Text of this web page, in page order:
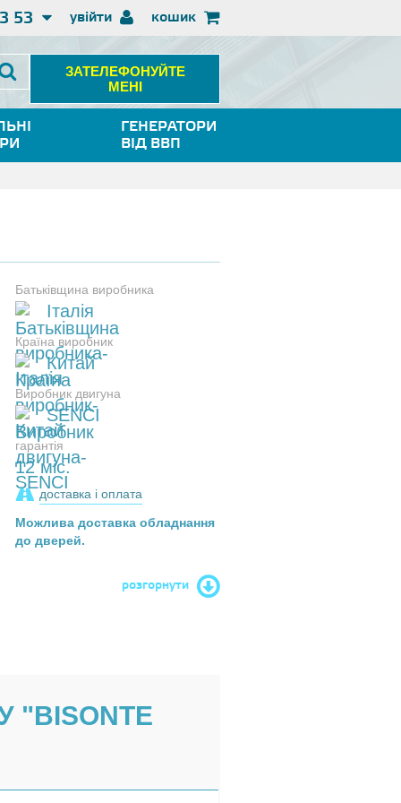
увійти
53 кошик
ЗАТЕЛЕФОНУЙТЕ
МЕНІ
ГЕНЕРАТОРИ
ВІД ВВП
Батьківщина виробника
Італія
Країна виробник
Китай
Виробник двигуна
SENCI
гарантія
12 міс.
доставка і оплата
Можлива доставка обладнання
до дверей.
розгорнути
"BISONTE